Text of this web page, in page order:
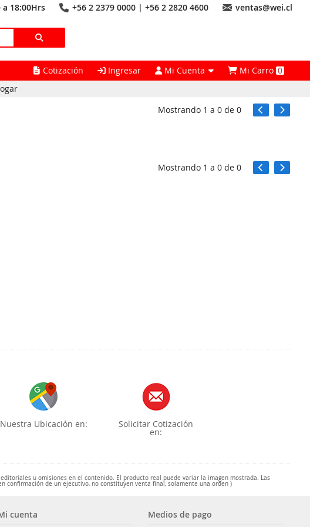
18:00Hrs +56 2 2379 0000 | +56 2 2820 4600 ventas@wei.cl
Cotización Ingresar Mi Cuenta Mi Carro0
Mostrando 1 a0 de0
Mostrando 1 a0 de0
Nuestra Ubicación en: Solicitar Cotización
en:
u omisiones en el contenido. El producto real puede variar la imagen mostrada. Las
de un ejecutivo, no constituyen venta final, solamente una orden )
cuenta Medios de pago